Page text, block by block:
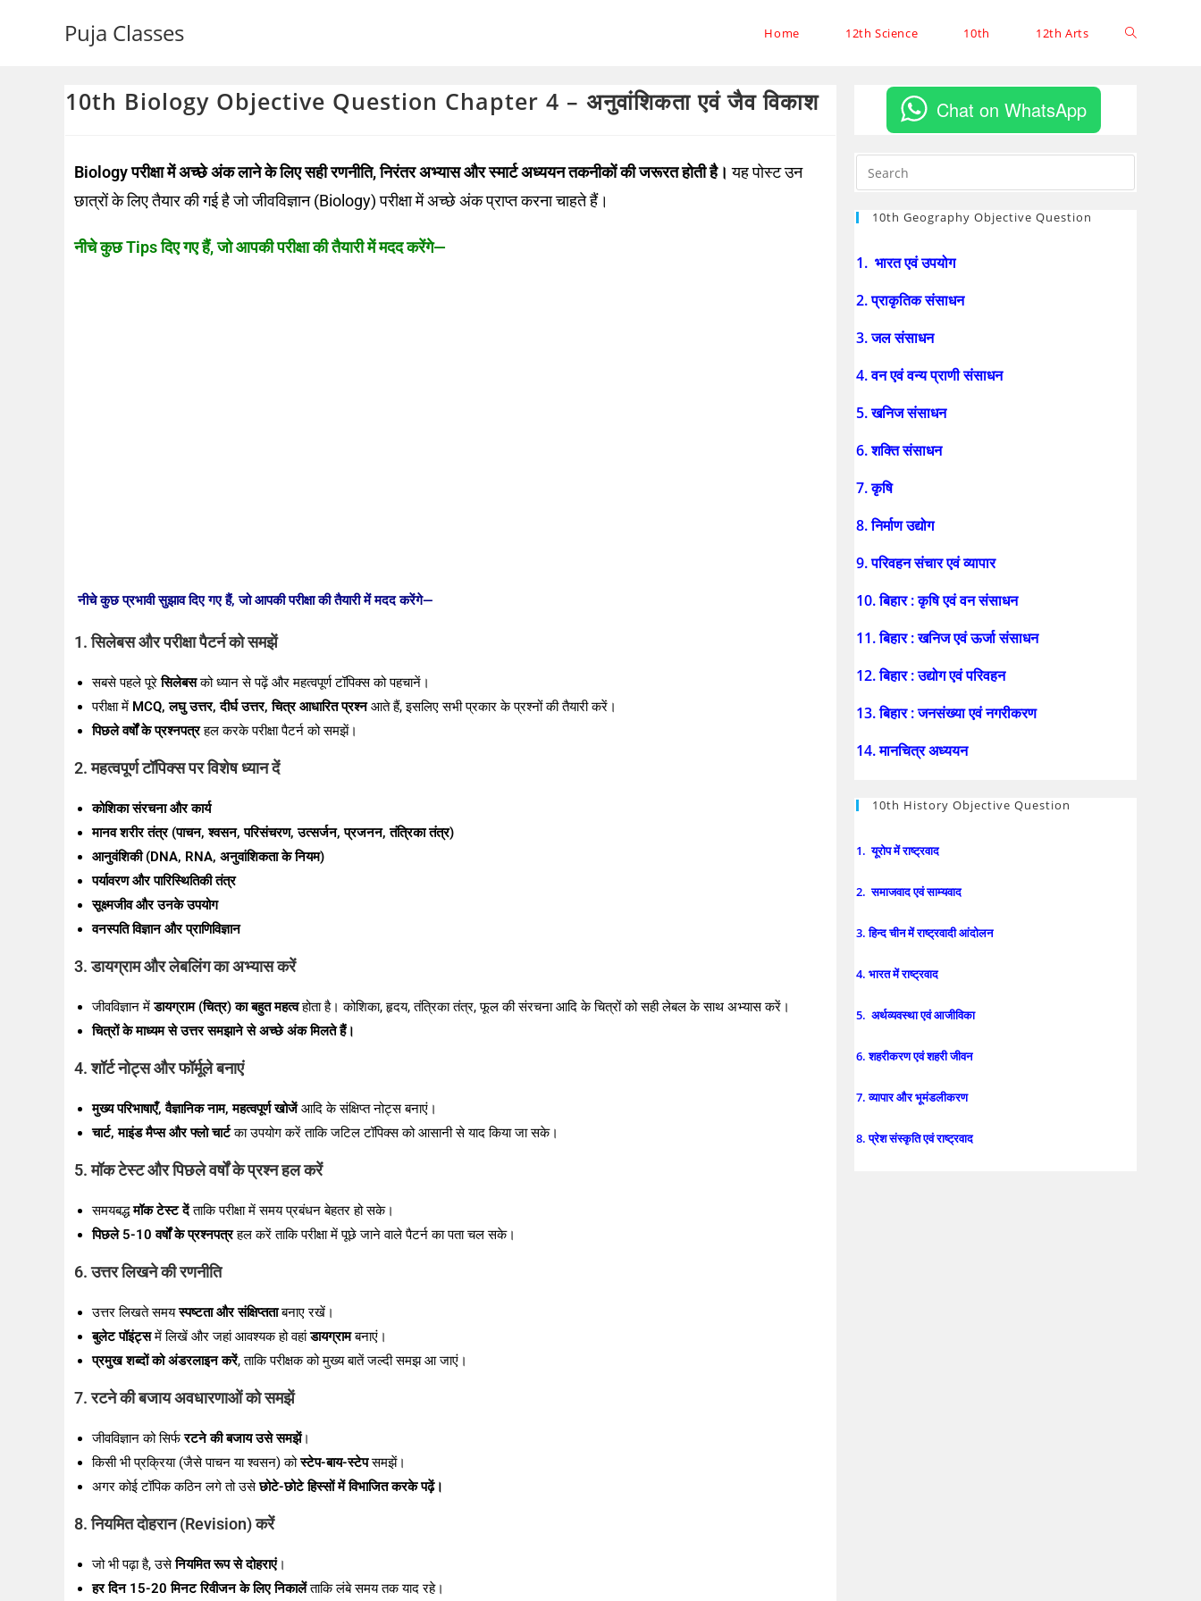
Puja Classes Home 12th Science 10th 12th Arts
10th Biology Objective Question Chapter 4 – अनुवांशिकता एवं जैव विकाश
Biology परीक्षा में अच्छे अंक लाने के लिए सही रणनीति, निरंतर अभ्यास और स्मार्ट अध्ययन तकनीकों की जरूरत होती है।यह पोस्ट उन
छात्रों के लिए तैयार की गई है जो जीवविज्ञान (Biology) परीक्षा में अच्छे अंक प्राप्त करना चाहते हैं।
नीचे कुछ Tips दिए गए हैं, जो आपकी परीक्षा की तैयारी में मदद करेंगे—
नीचे कुछ प्रभावी सुझाव दिए गए हैं, जो आपकी परीक्षा की तैयारी में मदद करेंगे—
1. सिलेबस और परीक्षा पैटर्न को समझें
सबसे पहले पूरेसिलेबसको ध्यान से पढ़ें और महत्वपूर्ण टॉपिक्स को पहचानें।
परीक्षा में MCQ, लघु उत्तर, दीर्घ उत्तर, चित्र आधारित प्रश्नआते हैं, इसलिए सभी प्रकार के प्रश्नों की तैयारी करें।
पिछले वर्षों के प्रश्नपत्रहल करके परीक्षा पैटर्न को समझें।
2. महत्वपूर्ण टॉपिक्स पर विशेष ध्यान दें
कोशिका संरचना और कार्य
मानव शरीर तंत्र (पाचन, श्वसन, परिसंचरण, उत्सर्जन, प्रजनन, तंत्रिका तंत्र)
आनुवंशिकी (DNA, RNA, अनुवांशिकता के नियम)
पर्यावरण और पारिस्थितिकी तंत्र
सूक्ष्मजीव और उनके उपयोग
वनस्पति विज्ञान और प्राणिविज्ञान
3. डायग्राम और लेबलिंग का अभ्यास करें
जीवविज्ञान मेंडायग्राम (चित्र) का बहुत महत्वहोता है। कोशिका, हृदय, तंत्रिका तंत्र, फूल की संरचना आदि के चित्रों को सही लेबल के साथ अभ्यास करें।
चित्रों के माध्यम से उत्तर समझाने से अच्छे अंक मिलते हैं।
4. शॉर्ट नोट्स और फॉर्मूले बनाएं
मुख्य परिभाषाएँ, वैज्ञानिक नाम, महत्वपूर्ण खोजेंआदि के संक्षिप्त नोट्स बनाएं।
चार्ट, माइंड मैप्स और फ्लो चार्टका उपयोग करें ताकि जटिल टॉपिक्स को आसानी से याद किया जा सके।
5. मॉक टेस्ट और पिछले वर्षों के प्रश्न हल करें
समयबद्धमॉक टेस्ट देंताकि परीक्षा में समय प्रबंधन बेहतर हो सके।
पिछले 5-10 वर्षों के प्रश्नपत्रहल करें ताकि परीक्षा में पूछे जाने वाले पैटर्न का पता चल सके।
6. उत्तर लिखने की रणनीति
उत्तर लिखते समयस्पष्टता और संक्षिप्तताबनाए रखें।
बुलेट पॉइंट्समें लिखें और जहां आवश्यक हो वहांडायग्रामबनाएं।
प्रमुख शब्दों को अंडरलाइन करें, ताकि परीक्षक को मुख्य बातें जल्दी समझ आ जाएं।
7. रटने की बजाय अवधारणाओं को समझें
जीवविज्ञान को सिर्फरटने की बजाय उसे समझें।
किसी भी प्रक्रिया (जैसे पाचन या श्वसन) कोस्टेप-बाय-स्टेपसमझें।
अगर कोई टॉपिक कठिन लगे तो उसेछोटे-छोटे हिस्सों में विभाजित करके पढ़ें।
8. नियमित दोहरान (Revision) करें
जो भी पढ़ा है, उसेनियमित रूप से दोहराएं।
हर दिन 15-20 मिनट रिवीजन के लिए निकालेंताकि लंबे समय तक याद रहे।
Chat on WhatsApp
10th Geography Objective Question
1. भारत एवं उपयोग
2. प्राकृतिक संसाधन
3. जल संसाधन
4. वन एवं वन्य प्राणी संसाधन
5. खनिज संसाधन
6. शक्ति संसाधन
7. कृषि
8. निर्माण उद्योग
9. परिवहन संचार एवं व्यापार
10. बिहार : कृषि एवं वन संसाधन
11. बिहार : खनिज एवं ऊर्जा संसाधन
12. बिहार : उद्योग एवं परिवहन
13. बिहार : जनसंख्या एवं नगरीकरण
14. मानचित्र अध्ययन
10th History Objective Question
1. यूरोप में राष्ट्रवाद
2. समाजवाद एवं साम्यवाद
3. हिन्द चीन में राष्ट्रवादी आंदोलन
4. भारत में राष्ट्रवाद
5. अर्थव्यवस्था एवं आजीविका
6. शहरीकरण एवं शहरी जीवन
7. व्यापार और भूमंडलीकरण
8. प्रेश संस्कृति एवं राष्ट्रवाद